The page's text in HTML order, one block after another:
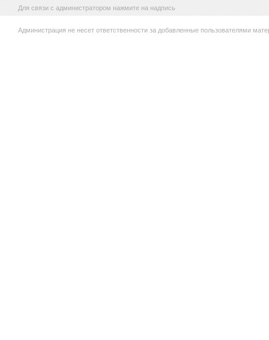
Для связи с администратором нажмите на надпись
Администрация не несет ответственности за добавленные пользователями